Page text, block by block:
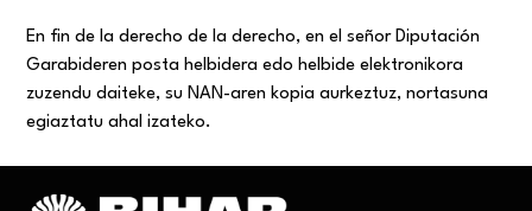
En fin de la derecho de la derecho, en el señor Diputación
Garabideren posta helbidera edo helbide elektronikora
zuzendu daiteke, su NAN-aren kopia aurkeztuz, nortasuna
egiaztatu ahal izateko.